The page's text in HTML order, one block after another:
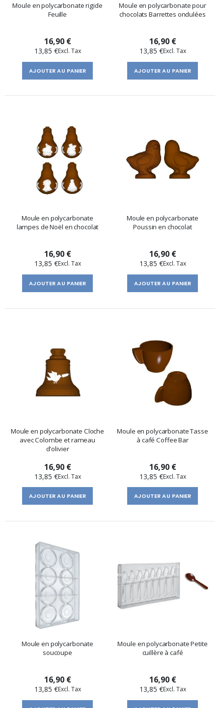
Moule en polycarbonate rigide
Feuille
16,90 €
13,85 €
AJOUTER AU PANIER
Moule en polycarbonate pour
chocolats Barrettes ondulées
16,90 €
13,85 €
AJOUTER AU PANIER
Moule en polycarbonate
lampes de Noël en chocolat
16,90 €
13,85 €
AJOUTER AU PANIER
Moule en polycarbonate
Poussin en chocolat
16,90 €
13,85 €
AJOUTER AU PANIER
Moule en polycarbonate Cloche
avec Colombe et rameau
d'olivier
16,90 €
13,85 €
AJOUTER AU PANIER
Moule en polycarbonate Tasse
à café Coffee Bar
16,90 €
13,85 €
AJOUTER AU PANIER
Moule en polycarbonate
soucoupe
16,90 €
13,85 €
Moule en polycarbonate Petite
cuillère à café
16,90 €
13,85 €